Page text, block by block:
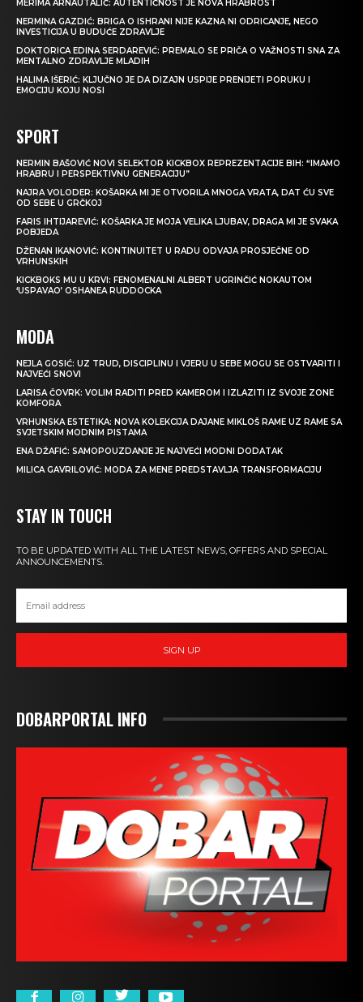
MERIMA ARNAUTALIĆ: AUTENTIČNOST JE NOVA HRABROST
NERMINA GAZDIĆ: BRIGA O ISHRANI NIJE KAZNA NI ODRICANJE, NEGO
INVESTICIJA U BUDUĆE ZDRAVLJE
DOKTORICA EDINA SERDAREVIĆ: PREMALO SE PRIČA O VAŽNOSTI SNA ZA
MENTALNO ZDRAVLJE MLADIH
HALIMA IŠERIĆ: KLJUČNO JE DA DIZAJN USPIJE PRENIJETI PORUKU I
EMOCIJU KOJU NOSI
SPORT
NERMIN BAŠOVIĆ NOVI SELEKTOR KICKBOX REPREZENTACIJE BIH: “IMAMO
HRABRU I PERSPEKTIVNU GENERACIJU”
NAJRA VOLODER: KOŠARKA MI JE OTVORILA MNOGA VRATA, DAT ĆU SVE
OD SEBE U GRČKOJ
FARIS IHTIJAREVIĆ: KOŠARKA JE MOJA VELIKA LJUBAV, DRAGA MI JE SVAKA
POBJEDA
DŽENAN IKANOVIĆ: KONTINUITET U RADU ODVAJA PROSJEČNE OD
VRHUNSKIH
KICKBOKS MU U KRVI: FENOMENALNI ALBERT UGRINČIĆ NOKAUTOM
‘USPAVAO’ OSHANEA RUDDOCKA
MODA
NEJLA GOSIĆ: UZ TRUD, DISCIPLINU I VJERU U SEBE MOGU SE OSTVARITI I
NAJVEĆI SNOVI
LARISA ČOVRK: VOLIM RADITI PRED KAMEROM I IZLAZITI IZ SVOJE ZONE
KOMFORA
VRHUNSKA ESTETIKA: NOVA KOLEKCIJA DAJANE MIKLOŠ RAME UZ RAME SA
SVJETSKIM MODNIM PISTAMA
ENA DŽAFIĆ: SAMOPOUZDANJE JE NAJVEĆI MODNI DODATAK
MILICA GAVRILOVIĆ: MODA ZA MENE PREDSTAVLJA TRANSFORMACIJU
STAY IN TOUCH
TO BE UPDATED WITH ALL THE LATEST NEWS, OFFERS AND SPECIAL
ANNOUNCEMENTS.
SIGN UP
DOBARPORTAL INFO